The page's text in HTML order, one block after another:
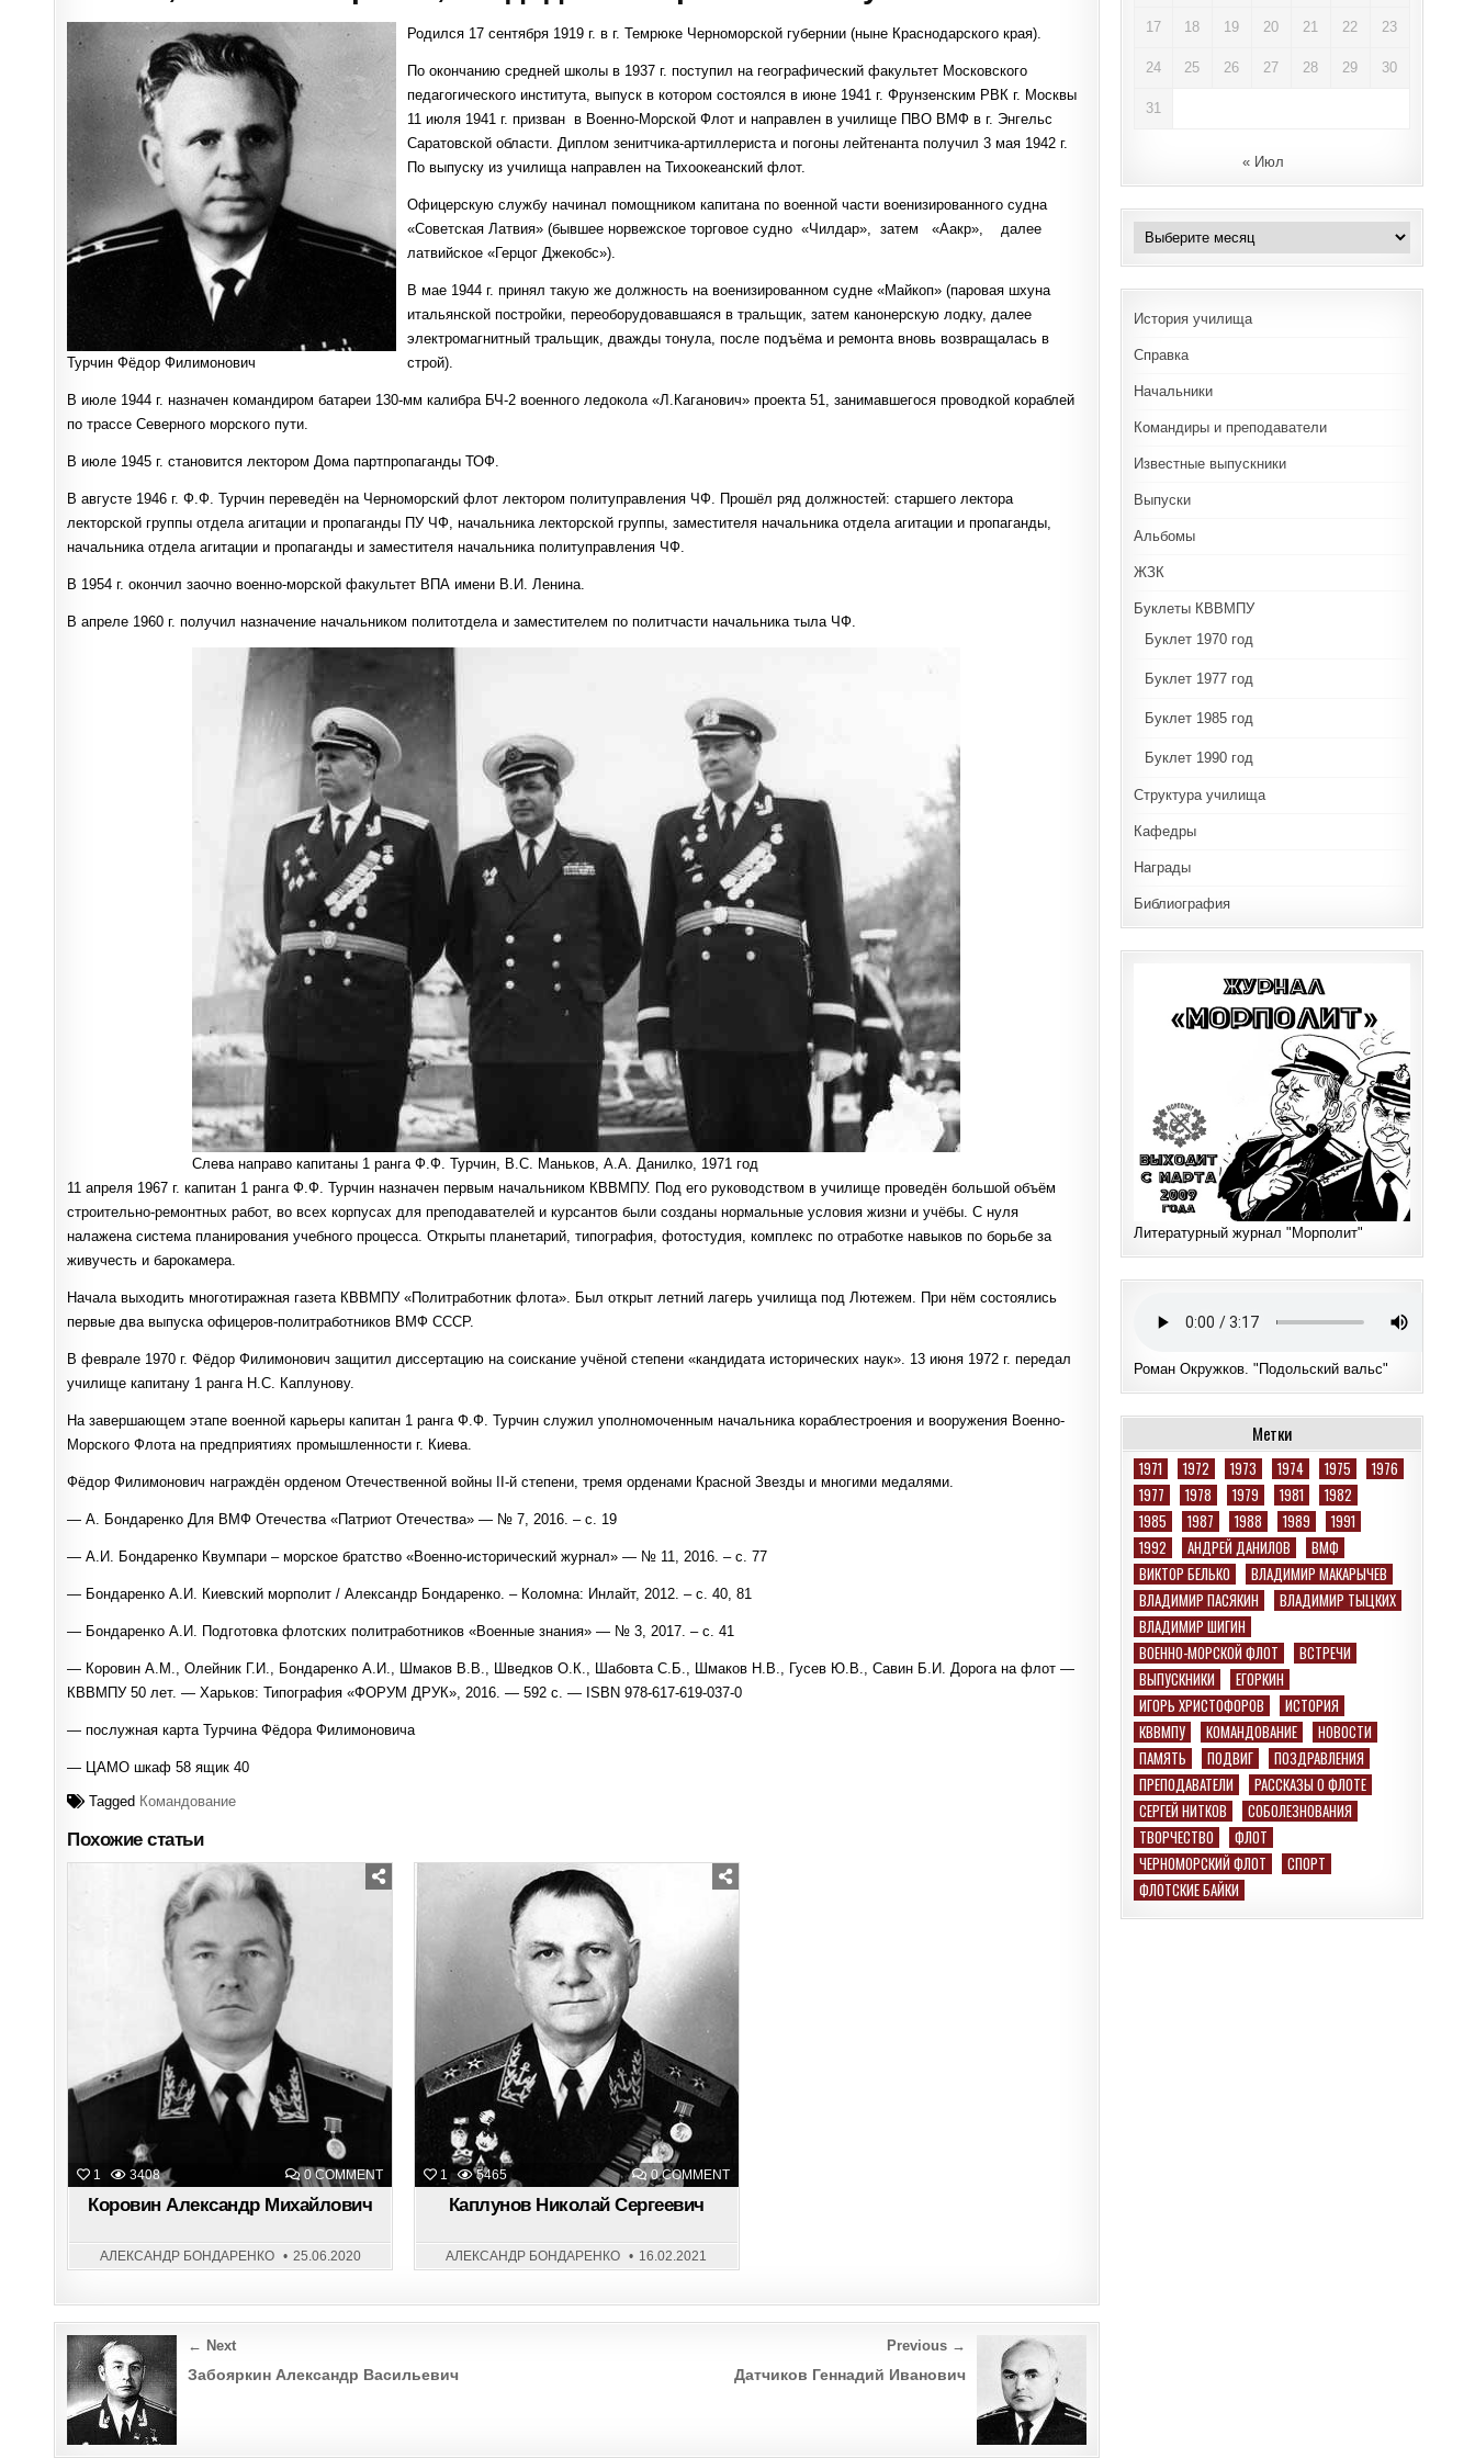
Турчин Фёдор Филимонович
Родился 17 сентября 1919 г. в г. Темрюке Черноморской губернии (ныне Краснодарского края).
По окончанию средней школы в 1937 г. поступил на географический факультет Московского
педагогического института, выпуск в котором состоялся в июне 1941 г. Фрунзенским РВК г. Москвы
11 июля 1941 г. призван в Военно-Морской Флот и направлен в училище ПВО ВМФ в г. Энгельс
Саратовской области. Диплом зенитчика-артиллериста и погоны лейтенанта получил 3 мая 1942 г.
По выпуску из училища направлен на Тихоокеанский флот.
Офицерскую службу начинал помощником капитана по военной части военизированного судна
«Советская Латвия» (бывшее норвежское торговое судно «Чилдар», затем «Аакр», далее
латвийское «Герцог Джекобс»).
В мае 1944 г. принял такую же должность на военизированном судне «Майкоп» (паровая шхуна
итальянской постройки, переоборудовавшаяся в тральщик, затем канонерскую лодку, далее
электромагнитный тральщик, дважды тонула, после подъёма и ремонта вновь возвращалась в
строй).
В июле 1944 г. назначен командиром батареи 130-мм калибра БЧ-2 военного ледокола «Л.Каганович» проекта 51, занимавшегося проводкой кораблей
по трассе Северного морского пути.
В июле 1945 г. становится лектором Дома партпропаганды ТОФ.
В августе 1946 г. Ф.Ф. Турчин переведён на Черноморский флот лектором политуправления ЧФ. Прошёл ряд должностей: старшего лектора
лекторской группы отдела агитации и пропаганды ПУ ЧФ, начальника лекторской группы, заместителя начальника отдела агитации и пропаганды,
начальника отдела агитации и пропаганды и заместителя начальника политуправления ЧФ.
В 1954 г. окончил заочно военно-морской факультет ВПА имени В.И. Ленина.
В апреле 1960 г. получил назначение начальником политотдела и заместителем по политчасти начальника тыла ЧФ.
Слева направо капитаны 1 ранга Ф.Ф. Турчин, В.С. Маньков, А.А. Данилко, 1971 год
11 апреля 1967 г. капитан 1 ранга Ф.Ф. Турчин назначен первым начальником КВВМПУ. Под его руководством в училище проведён большой объём
строительно-ремонтных работ, во всех корпусах для преподавателей и курсантов были созданы нормальные условия жизни и учёбы. С нуля
налажена система планирования учебного процесса. Открыты планетарий, типография, фотостудия, комплекс по отработке навыков по борьбе за
живучесть и барокамера.
Начала выходить многотиражная газета КВВМПУ «Политработник флота». Был открыт летний лагерь училища под Лютежем. При нём состоялись
первые два выпуска офицеров-политработников ВМФ СССР.
В феврале 1970 г. Фёдор Филимонович защитил диссертацию на соискание учёной степени «кандидата исторических наук». 13 июня 1972 г. передал
училище капитану 1 ранга Н.С. Каплунову.
На завершающем этапе военной карьеры капитан 1 ранга Ф.Ф. Турчин служил уполномоченным начальника кораблестроения и вооружения Военно-
Морского Флота на предприятиях промышленности г. Киева.
Фёдор Филимонович награждён орденом Отечественной войны II-й степени, тремя орденами Красной Звезды и многими медалями.
— А. Бондаренко Для ВМФ Отечества «Патриот Отечества» — № 7, 2016. – с. 19
— А.И. Бондаренко Квумпари – морское братство «Военно-исторический журнал» — № 11, 2016. – с. 77
— Бондаренко А.И. Киевский морполит / Александр Бондаренко. – Коломна: Инлайт, 2012. – с. 40, 81
— Бондаренко А.И. Подготовка флотских политработников «Военные знания» — № 3, 2017. – с. 41
— Коровин А.М., Олейник Г.И., Бондаренко А.И., Шмаков В.В., Шведков О.К., Шабовта С.Б., Шмаков Н.В., Гусев Ю.В., Савин Б.И. Дорога на флот —
КВВМПУ 50 лет. — Харьков: Типография «ФОРУМ ДРУК», 2016. — 592 с. — ISBN 978-617-619-037-0
— послужная карта Турчина Фёдора Филимоновича
— ЦАМО шкаф 58 ящик 40
Tagged Командование
Похожие статьи
1 3408 0 COMMENTON
КОРОВИН
АЛЕКСАНДР
МИХАЙЛОВИЧ
Коровин Александр Михайлович
АЛЕКСАНДР БОНДАРЕНКО 25.06.2020
1 5465 0 COMMENTON
КАПЛУНОВ
Posted
Каплунов Николай Сергеевич
АЛЕКСАНДР БОНДАРЕНКО 16.02.2021
Post
navigation
Previous →
Датчиков Геннадий Иванович
← Next
Забояркин Александр Васильевич
17 18 19 20 21 22 23
24 25 26 27 28 29 30
31
« Июл
Архивы
История училища
Справка
Начальники
Командиры и преподаватели
Известные выпускники
Выпуски
Альбомы
ЖЗК
Буклеты КВВМПУ
Буклет 1970 год
Буклет 1977 год
Буклет 1985 год
Буклет 1990 год
Структура училища
Кафедры
Награды
Библиография
Литературный журнал "Морполит"
Роман Окружков. "Подольский вальс"
Метки
1971 1972 1973 1974 1975
1976
1977
1978 1979 1981
1982
1985
1987 1988 1989
1991
1992
АНДРЕЙ ДАНИЛОВ
ВМФ
ВИКТОР БЕЛЬКО
ВЛАДИМИР МАКАРЫЧЕВ
ВЛАДИМИР ПАСЯКИН
ВЛАДИМИР ТЫЦКИХ
ВЛАДИМИР ШИГИН
ВОЕННО-МОРСКОЙ ФЛОТ
ВСТРЕЧИ
ВЫПУСКНИКИ
ЕГОРКИН
ИГОРЬ ХРИСТОФОРОВ
ИСТОРИЯ
КВВМПУ
КОМАНДОВАНИЕ
НОВОСТИ
ПАМЯТЬ
ПОДВИГ
ПОЗДРАВЛЕНИЯ
ПРЕПОДАВАТЕЛИ
РАССКАЗЫ О ФЛОТЕ
СЕРГЕЙ НИТКОВ
СОБОЛЕЗНОВАНИЯ
ТВОРЧЕСТВО
ФЛОТ
ЧЕРНОМОРСКИЙ ФЛОТ
СПОРТ
ФЛОТСКИЕ БАЙКИ